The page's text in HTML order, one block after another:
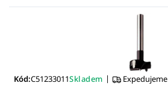
Kód:C51233011Skladem | Expedujeme